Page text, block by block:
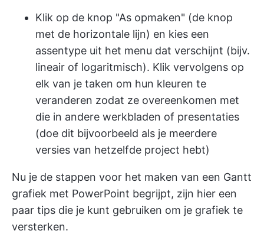
Klik op de knop "As opmaken" (de knop
met de horizontale lijn) en kies een
assentype uit het menu dat verschijnt (bijv.
lineair of logaritmisch). Klik vervolgens op
elk van je taken om hun kleuren te
veranderen zodat ze overeenkomen met
die in andere werkbladen of presentaties
(doe dit bijvoorbeeld als je meerdere
versies van hetzelfde project hebt)
Nu je de stappen voor het maken van een Gantt
grafiek met PowerPoint begrijpt, zijn hier een
paar tips die je kunt gebruiken om je grafiek te
versterken.